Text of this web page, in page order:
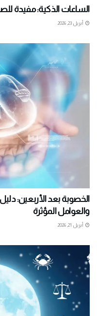
الساعات الذكية: مفيدة
أبريل 23, 2026
الخصوبة بعد الأربعين:
والعوامل المؤثرة
أبريل 21, 2026